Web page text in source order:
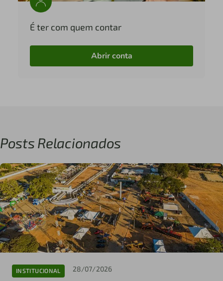
É ter com quem contar
Abrir conta
Posts Relacionados
INSTITUCIONAL 28/07/2026